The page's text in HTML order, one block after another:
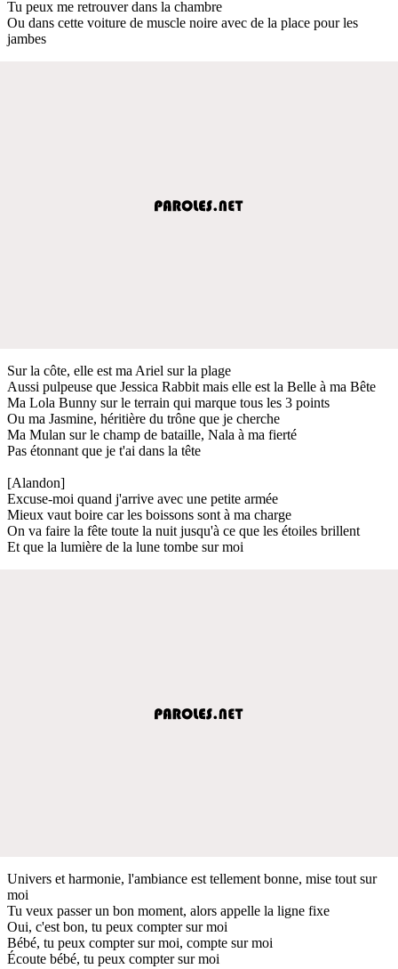
Tu peux me retrouver dans la chambre
Ou dans cette voiture de muscle noire avec de la place pour les
jambes
Sur la côte, elle est ma Ariel sur la plage
Aussi pulpeuse que Jessica Rabbit mais elle est la Belle à ma Bête
Ma Lola Bunny sur le terrain qui marque tous les 3 points
Ou ma Jasmine, héritière du trône que je cherche
Ma Mulan sur le champ de bataille, Nala à ma fierté
Pas étonnant que je t'ai dans la tête
[Alandon]
Excuse-moi quand j'arrive avec une petite armée
Mieux vaut boire car les boissons sont à ma charge
On va faire la fête toute la nuit jusqu'à ce que les étoiles brillent
Et que la lumière de la lune tombe sur moi
Univers et harmonie, l'ambiance est tellement bonne, mise tout sur
moi
Tu veux passer un bon moment, alors appelle la ligne fixe
Oui, c'est bon, tu peux compter sur moi
Bébé, tu peux compter sur moi, compte sur moi
Écoute bébé, tu peux compter sur moi